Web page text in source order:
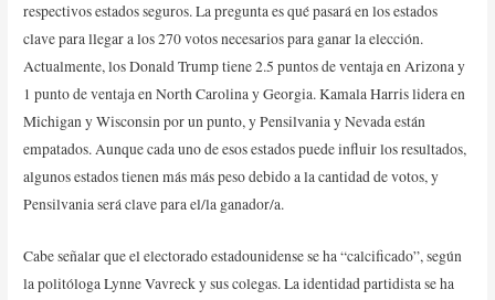
respectivos estados seguros. La pregunta es qué pasará en los estados
clave para llegar a los 270 votos necesarios para ganar la elección.
Actualmente, los Donald Trump tiene 2.5 puntos de ventaja en Arizona y
1 punto de ventaja en North Carolina y Georgia. Kamala Harris lidera en
Michigan y Wisconsin por un punto, y Pensilvania y Nevada están
empatados. Aunque cada uno de esos estados puede influir los resultados,
algunos estados tienen más más peso debido a la cantidad de votos, y
Pensilvania será clave para el/la ganador/a.
Cabe señalar que el electorado estadounidense se ha “calcificado”, según
la politóloga Lynne Vavreck y sus colegas. La identidad partidista se ha